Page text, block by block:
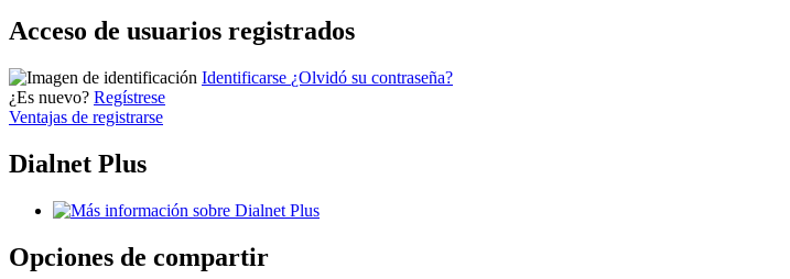
Acceso de usuarios registrados
Identificarse ¿Olvidó su contraseña?
¿Es nuevo? Regístrese
Ventajas de registrarse
Dialnet Plus
Opciones de compartir